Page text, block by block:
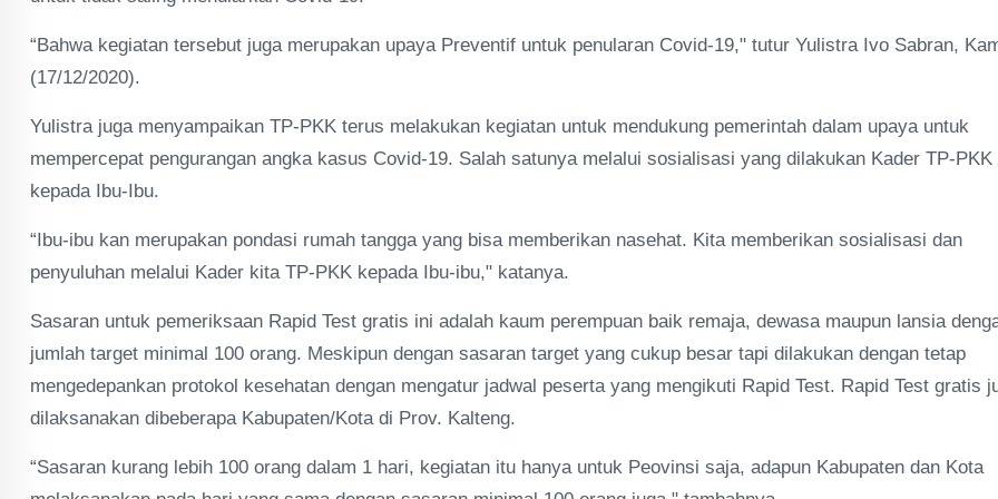
“Bahwa kegiatan tersebut juga merupakan upaya Preventif untuk penularan Covid-19," tutur Yulistra Ivo Sabran,
(17/12/2020).
Yulistra juga menyampaikan TP-PKK terus melakukan kegiatan untuk mendukung pemerintah dalam upaya untuk
mempercepat pengurangan angka kasus Covid-19. Salah satunya melalui sosialisasi yang dilakukan Kader TP-PKK
kepada Ibu-Ibu.
“Ibu-ibu kan merupakan pondasi rumah tangga yang bisa memberikan nasehat. Kita memberikan sosialisasi dan
penyuluhan melalui Kader kita TP-PKK kepada Ibu-ibu," katanya.
Sasaran untuk pemeriksaan Rapid Test gratis ini adalah kaum perempuan baik remaja, dewasa maupun lansia
jumlah target minimal 100 orang. Meskipun dengan sasaran target yang cukup besar tapi dilakukan dengan tetap
mengedepankan protokol kesehatan dengan mengatur jadwal peserta yang mengikuti Rapid Test. Rapid Test gratis
dilaksanakan dibeberapa Kabupaten/Kota di Prov. Kalteng.
“Sasaran kurang lebih 100 orang dalam 1 hari, kegiatan itu hanya untuk Peovinsi saja, adapun Kabupaten dan Kota